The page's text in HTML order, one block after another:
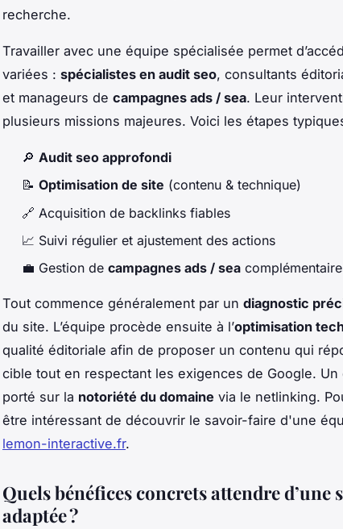
recherche.
Travailler avec une équipe spécialisée permet
variées : spécialistes en audit seo, consultants
et manageurs de campagnes ads / sea. Leur
plusieurs missions majeures. Voici les étapes
🔎 Audit seo approfondi
📝 Optimisation de site (contenu & technique)
🔗 Acquisition de backlinks fiables
📈 Suivi régulier et ajustement des actions
💼 Gestion de campagnes ads / sea
Tout commence généralement par un diagnostic
du site. L’équipe procède ensuite à l’optimisation
qualité éditoriale afin de proposer un contenu qui
cible tout en respectant les exigences de Google.
porté sur la notoriété du domaine via le netlinking.
être intéressant de découvrir le savoir-faire d'une
lemon-interactive.fr.
Quels bénéfices concrets attendre d’une
adaptée ?